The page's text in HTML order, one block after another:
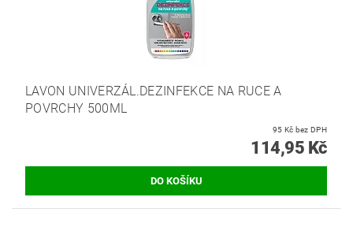
LAVON UNIVERZÁL.DEZINFEKCE NA RUCE A
POVRCHY 500ML
95 Kč bez DPH
114,95 Kč